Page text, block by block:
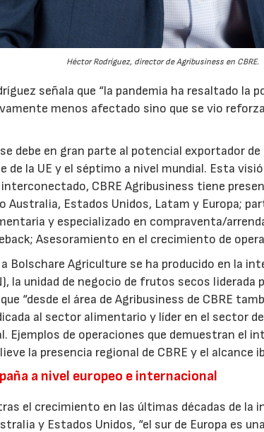
Héctor Rodríguez, director de Agribusiness en CBRE.
señala que “la pandemia ha resaltado la
menos afectado sino que se vio
debe en gran parte al potencial exportador
la UE y el séptimo a nivel mundial. Esta
CBRE Agribusiness tiene
Australia, Estados Unidos, Latam y Europa;
y especializado en compraventa/
Asesoramiento en el crecimiento de
Bolschare Agriculture se ha producido en la
la unidad de negocio de frutos secos liderada
“desde el área de Agribusiness de CBRE
al sector alimentario y líder en el sector
Ejemplos de operaciones que demuestran el
la presencia regional de CBRE y el alcance
a nivel europeo e internacional
el crecimiento en las últimas décadas de
y Estados Unidos, “el sur de Europa es